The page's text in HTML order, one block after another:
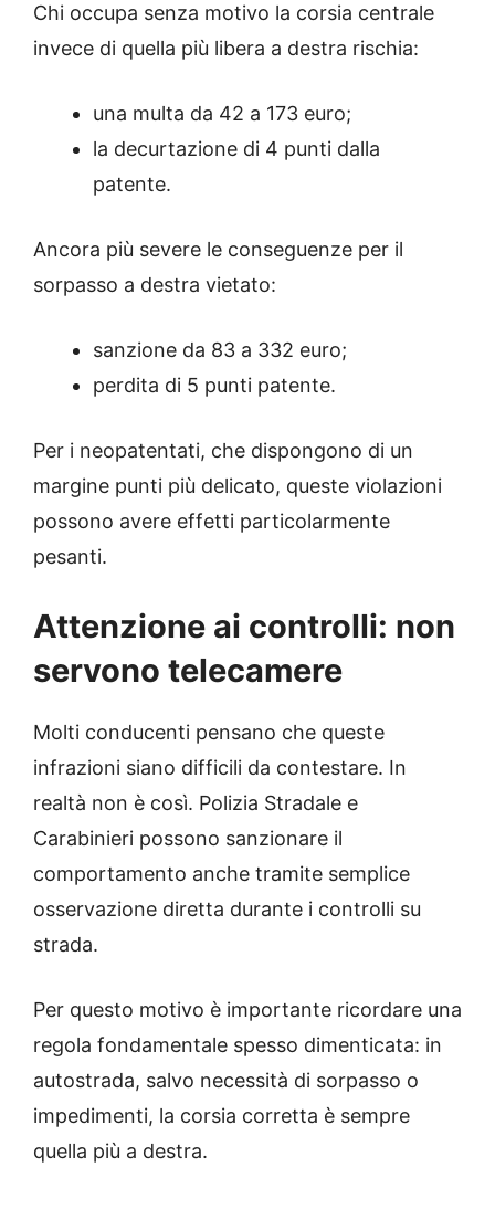
Chi occupa senza motivo la corsia centrale
invece di quella più libera a destra rischia:
una multa da 42 a 173 euro;
la decurtazione di 4 punti dalla
patente.
Ancora più severe le conseguenze per il
sorpasso a destra vietato:
sanzione da 83 a 332 euro;
perdita di 5 punti patente.
Per i neopatentati, che dispongono di un
margine punti più delicato, queste violazioni
possono avere effetti particolarmente
pesanti.
Attenzione ai controlli: non
servono telecamere
Molti conducenti pensano che queste
infrazioni siano difficili da contestare. In
realtà non è così. Polizia Stradale e
Carabinieri possono sanzionare il
comportamento anche tramite semplice
osservazione diretta durante i controlli su
strada.
Per questo motivo è importante ricordare una
regola fondamentale spesso dimenticata: in
autostrada, salvo necessità di sorpasso o
impedimenti, la corsia corretta è sempre
quella più a destra.